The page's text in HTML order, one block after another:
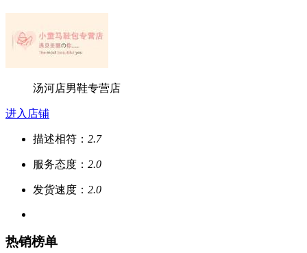
汤河店男鞋专营店
进入店铺
描述相符： 2.7
服务态度： 2.0
发货速度： 2.0
热销榜单